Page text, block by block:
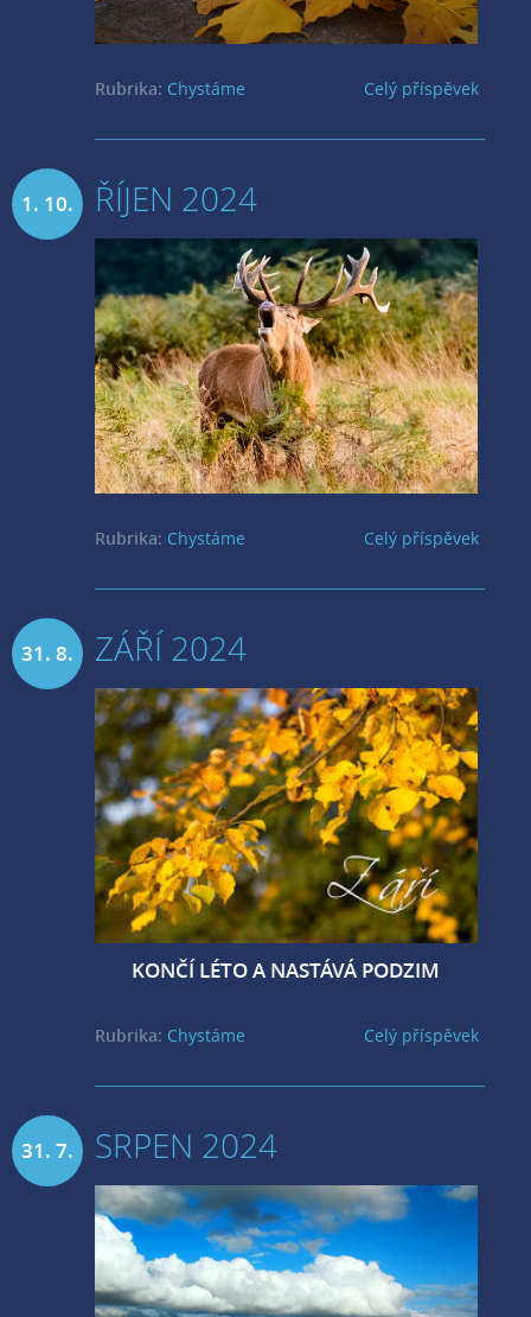
Celý příspěvek
Rubrika: Chystáme
1. 10. ŘÍJEN 2024
Celý příspěvek
Rubrika: Chystáme
31. 8. ZÁŘÍ 2024
KONČÍ LÉTO A NASTÁVÁ PODZIM
Celý příspěvek
Rubrika: Chystáme
31. 7. SRPEN 2024